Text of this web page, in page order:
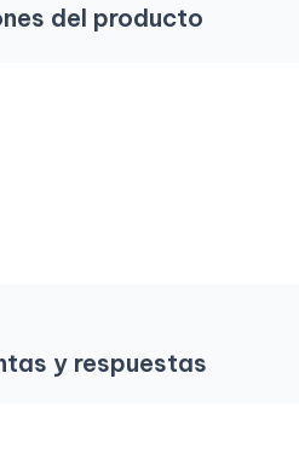
del producto
y respuestas